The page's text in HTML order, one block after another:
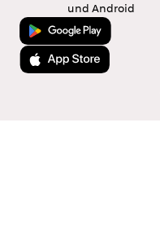
und Android
Jetzt bei Google Play
Laden im App Store